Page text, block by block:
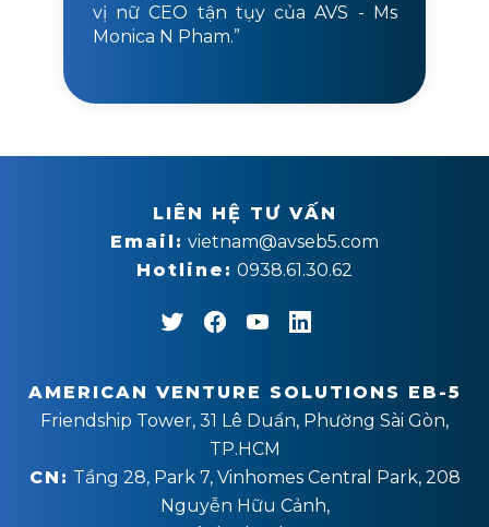
vị nữ CEO tận tụy của AVS - Ms
Monica N Pham.”
LIÊN HỆ TƯ VẤN
Email: vietnam@avseb5.com
Hotline: 0938.61.30.62
AMERICAN VENTURE SOLUTIONS EB-5
Friendship Tower, 31 Lê Duẩn, Phường Sài Gòn,
TP.HCM
CN: Tầng 28, Park 7, Vinhomes Central Park, 208
Nguyễn Hữu Cảnh,